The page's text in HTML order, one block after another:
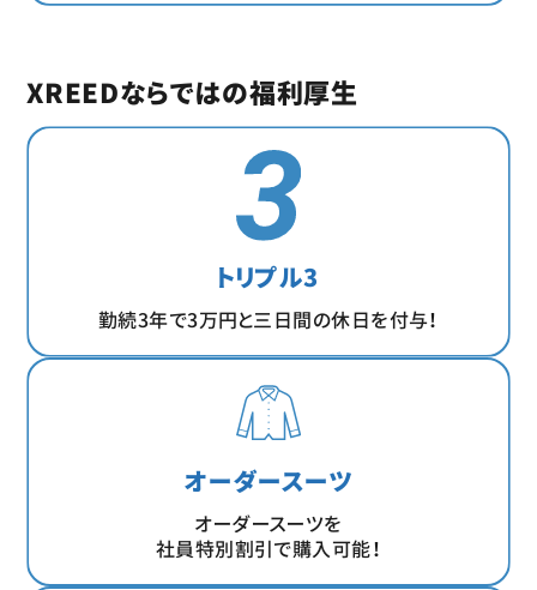
XREEDならではの福利厚生
トリプル3
勤続3年で3万円と三日間の休日を付与！
オーダースーツ
オーダースーツを
社員特別割引で購入可能！